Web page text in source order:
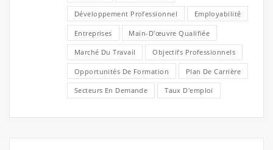
Développement Professionnel Employabilité
Entreprises Main-D'œuvre Qualifiée
Marché Du Travail Objectifs Professionnels
Opportunités De Formation Plan De Carrière
Secteurs En Demande Taux D'emploi